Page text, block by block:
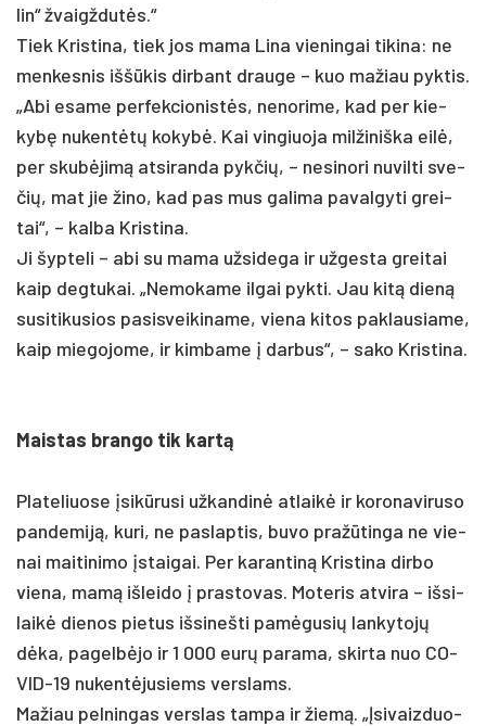
lin“ žvaigž­dutės.“
Tiek Kris­ti­na, tiek jos ma­ma Li­na vie­nin­gai ti­ki­na: ne
men­kes­nis iššū­kis dir­bant drau­ge – kuo ma­žiau pyk­tis.
„Abi esa­me per­fek­cio­nistės, ne­no­ri­me, kad per kie­
kybę nu­kentėtų ko­kybė. Kai vin­giuo­ja mil­ži­niš­ka eilė,
per skubė­jimą at­si­ran­da pyk­čių, – ne­si­no­ri nu­vil­ti sve­
čių, mat jie ži­no, kad pas mus ga­li­ma pa­val­gy­ti grei­
tai“, – kal­ba Kris­ti­na.
Ji šyp­te­li – abi su ma­ma už­si­de­ga ir už­ges­ta grei­tai
kaip deg­tu­kai. „Ne­mo­ka­me il­gai pyk­ti. Jau kitą dieną
su­si­ti­ku­sios pa­si­svei­ki­na­me, vie­na ki­tos pa­klau­sia­me,
kaip mie­go­jo­me, ir kim­ba­me į dar­bus“, – sa­ko Kris­ti­na.
Mais­tas bran­go tik kartą
Pla­te­liuo­se įsikū­ru­si už­kan­dinė at­laikė ir ko­ro­na­vi­ru­so
pan­de­miją, ku­ri, ne pa­slap­tis, bu­vo pra­žūtin­ga ne vie­
nai mai­ti­ni­mo įstai­gai. Per ka­ran­tiną Kris­ti­na dir­bo
vie­na, mamą iš­lei­do į pra­sto­vas. Mo­te­ris at­vi­ra – iš­si­
laikė die­nos pie­tus iš­si­neš­ti pamė­gu­sių lan­ky­tojų
dėka, pa­gelbė­jo ir 1 000 eurų pa­ra­ma, skir­ta nuo CO­
VID-19 nu­kentė­ju­siems vers­lams.
Ma­žiau pel­nin­gas vers­las tam­pa ir žiemą. „Įsi­vaiz­duo­